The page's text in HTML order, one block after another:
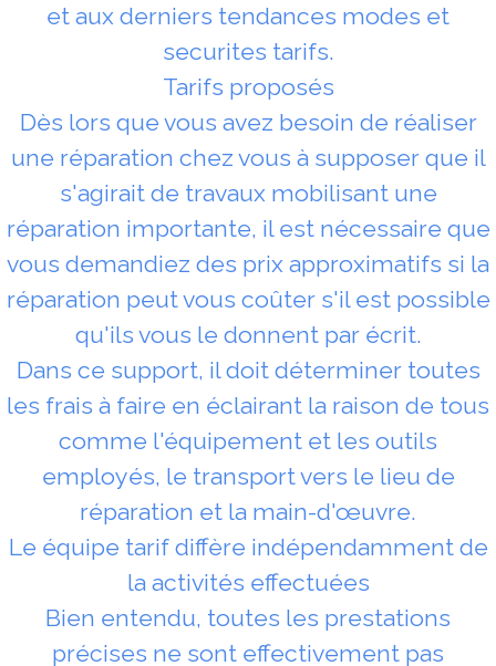
et aux derniers tendances modes et
securites tarifs.
Tarifs proposés
Dès lors que vous avez besoin de réaliser
une réparation chez vous à supposer que il
s'agirait de travaux mobilisant une
réparation importante, il est nécessaire que
vous demandiez des prix approximatifs si la
réparation peut vous coûter s'il est possible
qu'ils vous le donnent par écrit.
Dans ce support, il doit déterminer toutes
les frais à faire en éclairant la raison de tous
comme l'équipement et les outils
employés, le transport vers le lieu de
réparation et la main-d'œuvre.
Le équipe tarif diffère indépendamment de
la activités effectuées
Bien entendu, toutes les prestations
précises ne sont effectivement pas